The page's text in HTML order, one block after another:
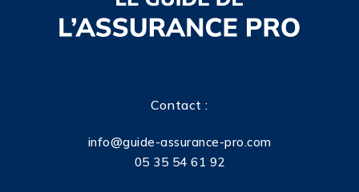
Contact :
info@guide-assurance-pro.com
05 35 54 61 92